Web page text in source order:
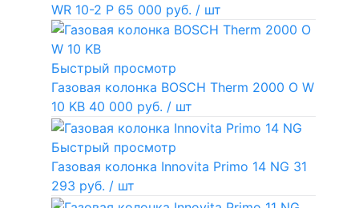
WR 10-2 P 65 000 руб. / шт
Быстрый просмотр
Газовая колонка BOSCH Therm 2000 O W
10 KB 40 000 руб. / шт
Быстрый просмотр
Газовая колонка Innovita Primo 14 NG 31
293 руб. / шт